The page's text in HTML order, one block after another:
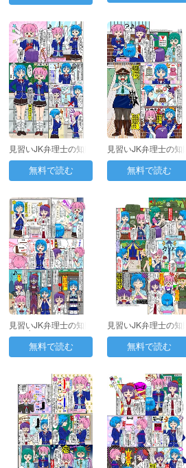
見習いJK弁理士の知財
日誌 第35日目：…
無料で読む
見習いJK弁理士の知財
日誌 第33日目：…
無料で読む
見習いJK弁理士の知財
日誌 │第39日目…
無料で読む
見習いJK弁理士の知財
日誌 第40日目：…
無料で読む